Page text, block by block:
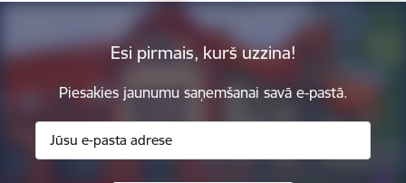
Esi pirmais, kurš uzzina!
Piesakies jaunumu saņemšanai savā e-pastā.